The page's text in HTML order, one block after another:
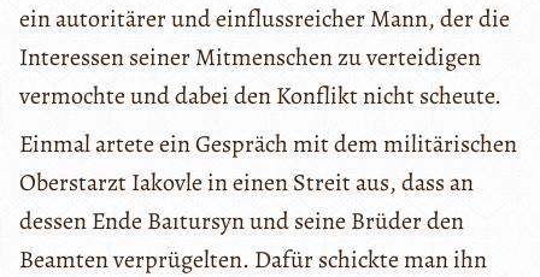
ein autoritärer und einflussreicher Mann, der die
Interessen seiner Mitmenschen zu verteidigen
vermochte und dabei den Konflikt nicht scheute.
Einmal artete ein Gespräch mit dem militärischen
Oberstarzt Iakovle in einen Streit aus, dass an
dessen Ende Baıtursyn und seine Brüder den
Beamten verprügelten. Dafür schickte man ihn